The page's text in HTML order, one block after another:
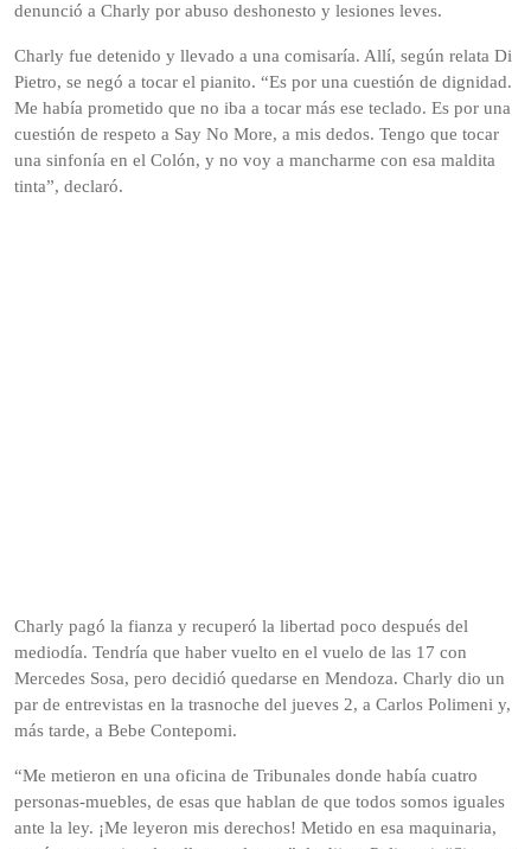
denunció a Charly por abuso deshonesto y lesiones leves.
Charly fue detenido y llevado a una comisaría. Allí, según relata Di
Pietro, se negó a tocar el pianito. “Es por una cuestión de dignidad.
Me había prometido que no iba a tocar más ese teclado. Es por una
cuestión de respeto a Say No More, a mis dedos. Tengo que tocar
una sinfonía en el Colón, y no voy a mancharme con esa maldita
tinta”, declaró.
Charly pagó la fianza y recuperó la libertad poco después del
mediodía. Tendría que haber vuelto en el vuelo de las 17 con
Mercedes Sosa, pero decidió quedarse en Mendoza. Charly dio un
par de entrevistas en la trasnoche del jueves 2, a Carlos Polimeni y,
más tarde, a Bebe Contepomi.
“Me metieron en una oficina de Tribunales donde había cuatro
personas-muebles, de esas que hablan de que todos somos iguales
ante la ley. ¡Me leyeron mis derechos! Metido en esa maquinaria,